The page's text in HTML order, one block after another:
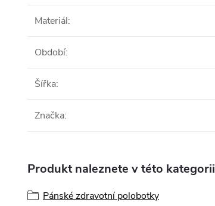
Materiál:
Období:
Šířka:
Značka:
Produkt naleznete v této kategorii
Pánské zdravotní polobotky